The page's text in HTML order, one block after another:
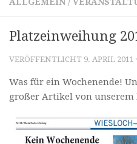
Platzeinweihung
VERÖFFENTLICHT 9. APRIL 2011
Was für ein Wochenende!
großer Artikel von unserem